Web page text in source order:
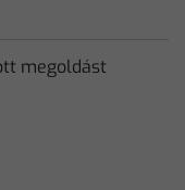
megoldást